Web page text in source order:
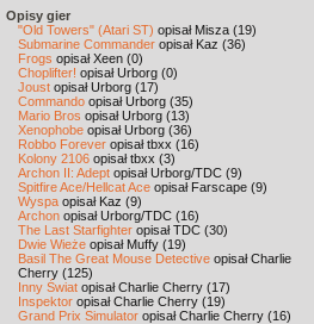
Opisy gier
"Old Towers" (Atari ST) opisał Misza (19)
Submarine Commander opisał Kaz (36)
Frogs opisał Xeen (0)
Choplifter! opisał Urborg (0)
Joust opisał Urborg (17)
Commando opisał Urborg (35)
Mario Bros opisał Urborg (13)
Xenophobe opisał Urborg (36)
Robbo Forever opisał tbxx (16)
Kolony 2106 opisał tbxx (3)
Archon II: Adept opisał Urborg/TDC (9)
Spitfire Ace/Hellcat Ace opisał Farscape (9)
Wyspa opisał Kaz (9)
Archon opisał Urborg/TDC (16)
The Last Starfighter opisał TDC (30)
Dwie Wieże opisał Muffy (19)
Basil The Great Mouse Detective opisał Charlie
Cherry (125)
Inny Świat opisał Charlie Cherry (17)
Inspektor opisał Charlie Cherry (19)
Grand Prix Simulator opisał Charlie Cherry (16)